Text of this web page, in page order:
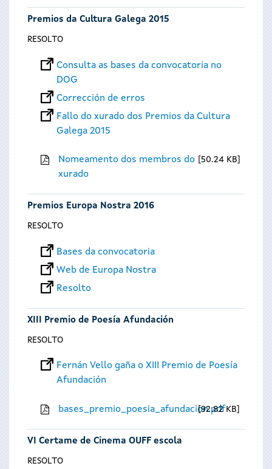
Premios da Cultura Galega 2015
RESOLTO
Consulta as bases da convocatoria no
DOG
Corrección de erros
Fallo do xurado dos Premios da Cultura
Galega 2015
Nomeamento dos membros do
xurado
50.24 KB
Premios Europa Nostra 2016
RESOLTO
Bases da convocatoria
Web de Europa Nostra
Resolto
XIII Premio de Poesía Afundación
RESOLTO
Fernán Vello gaña o XIII Premio de Poesía
Afundación
bases_premio_poesia_afundacion.pdf
92.82 KB
VI Certame de Cinema OUFF escola
RESOLTO